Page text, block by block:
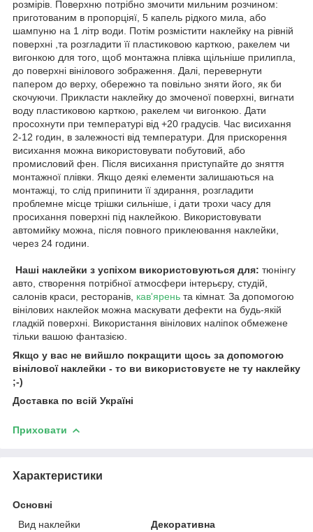
розмірів. Поверхню потрібно змочити мильним розчином:
приготованим в пропорціяї, 5 капель рідкого мила, або
шампуню на 1 літр води. Потім розмістити наклейку на рівній
поверхні ,та розгладити її пластиковою карткою, ракелем чи
вигонкою для того, щоб монтажна плівка щільніше прилипла,
до поверхні вінілового зображення. Далі, перевернути
папером до верху, обережно та повільно зняти його, як би
скочуючи. Прикласти наклейку до змоченої поверхні, вигнати
воду пластиковою карткою, ракелем чи вигонкою. Дати
просохнути при температурі від +20 градусів. Час висихання
2-12 годин, в залежності від температури. Для прискорення
висихання можна використовувати побутовий, або
промисловий фен. Після висихання приступайте до зняття
монтажної плівки. Якщо деякі елементи залишаються на
монтажці, то слід припинити її здирання, розгладити
проблемне місце трішки сильніше, і дати трохи часу для
просихання поверхні під наклейкою. Використовувати
автомийку можна, після повного приклеювання наклейки,
через 24 години.
Наші наклейки з успіхом використовуються для: тюнінгу
авто, створення потрібної атмосфери інтерьєру, студій,
салонів краси, ресторанів, кав'ярень та кімнат. За допомогою
вінілових наклейок можна маскувати дефекти на будь-якій
гладкій поверхні. Використання вінілових наліпок обмежене
тільки вашою фантазією.
Якщо у вас не вийшло покращити щось за допомогою
вінілової наклейки - то ви використовуєте не ту наклейку
;-)
Доставка по всій Україні
Приховати
Характеристики
Основні
Вид наклейки
Декоративна